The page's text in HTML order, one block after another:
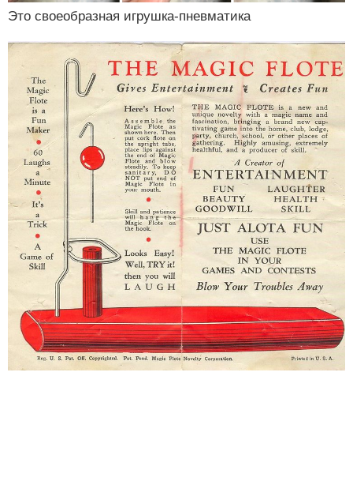
Это своеобразная игрушка-пневматика